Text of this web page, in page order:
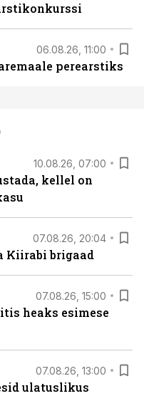
06.08.26, 11:00
perearstiks
10.08.26, 07:00
kellel on
07.08.26, 20:04
Kiirabi brigaad
07.08.26, 15:00
heaks esimese
07.08.26, 13:00
ulatuslikus